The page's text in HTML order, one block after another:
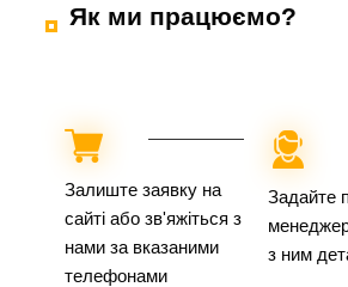
Як ми працюємо?
Залиште заявку на
сайті або зв'яжіться з
нами за вказаними
телефонами
Задайте
з ним